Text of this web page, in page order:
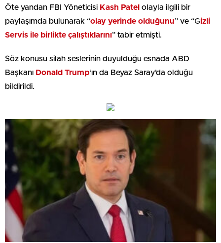
Öte yandan FBI Yöneticisi Kash Patel olayla ilgili bir
paylaşımda bulunarak “olay yerinde olduğunu” ve “Gizli
Servis ile birlikte çalıştıklarını” tabir etmişti.
Söz konusu silah seslerinin duyulduğu esnada ABD
Başkanı Donald Trump‘ın da Beyaz Saray’da olduğu
bildirildi.